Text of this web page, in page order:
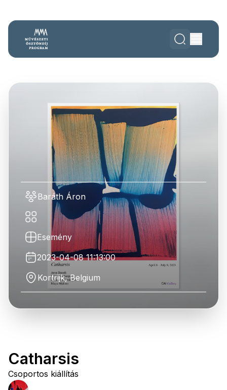
Baráth Áron
Esemény
2023-04-08 11:13:00
Kortrijk, Belgium
Catharsis
Csoportos kiállítás